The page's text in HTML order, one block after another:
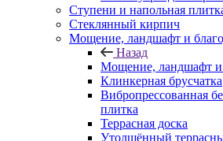
Ступени и напольная
Cтеклянный кирпич
Мощение, ландшафт и
Назад
Мощение, ландшафт и
Клинкерная брусчатка
Вибропрессованная
плитка
Террасная доска
Утолщённый